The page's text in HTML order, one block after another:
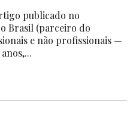
publicado no
Brasil (parceiro do
e não profissionais —